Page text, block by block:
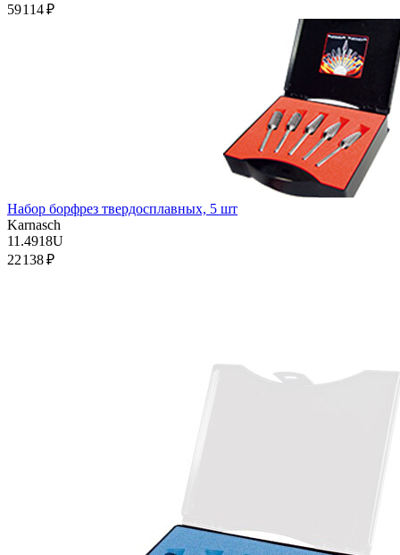
59 114 ₽
Набор борфрез твердосплавных, 5 шт
Karnasch
11.4918U
22 138 ₽